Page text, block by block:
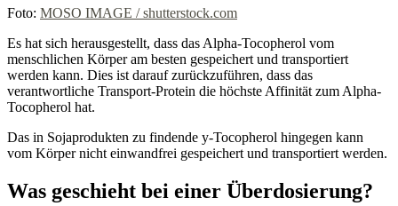
Foto: MOSO IMAGE / shutterstock.com
Es hat sich herausgestellt, dass das Alpha-Tocopherol vom
menschlichen Körper am besten gespeichert und transportiert
werden kann. Dies ist darauf zurückzuführen, dass das
verantwortliche Transport-Protein die höchste Affinität zum Alpha-
Tocopherol hat.
Das in Sojaprodukten zu findende y-Tocopherol hingegen kann
vom Körper nicht einwandfrei gespeichert und transportiert werden.
Was geschieht bei einer Überdosierung?